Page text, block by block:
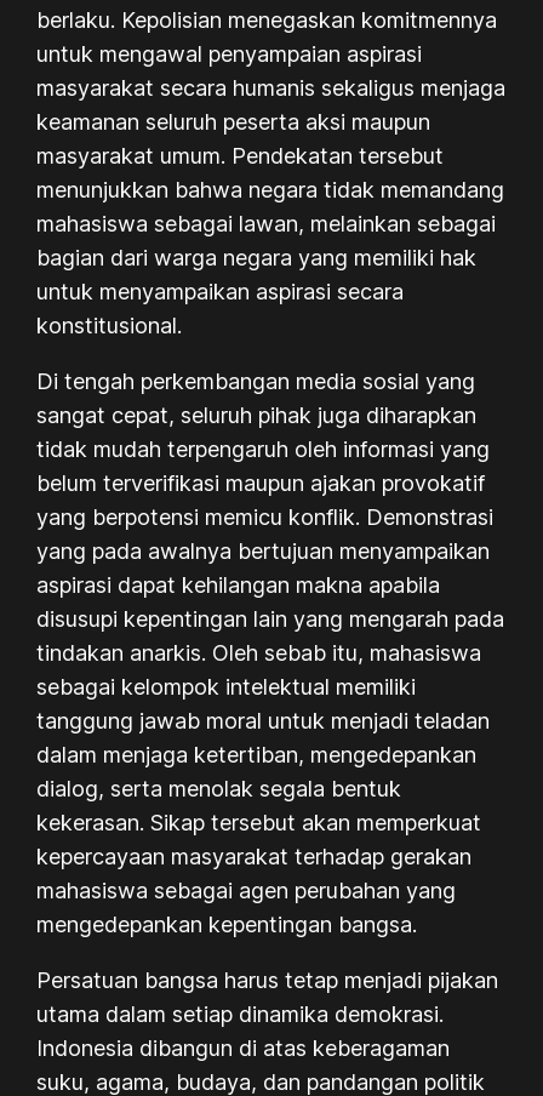
berlaku. Kepolisian menegaskan komitmennya
untuk mengawal penyampaian aspirasi
masyarakat secara humanis sekaligus menjaga
keamanan seluruh peserta aksi maupun
masyarakat umum. Pendekatan tersebut
menunjukkan bahwa negara tidak memandang
mahasiswa sebagai lawan, melainkan sebagai
bagian dari warga negara yang memiliki hak
untuk menyampaikan aspirasi secara
konstitusional.
Di tengah perkembangan media sosial yang
sangat cepat, seluruh pihak juga diharapkan
tidak mudah terpengaruh oleh informasi yang
belum terverifikasi maupun ajakan provokatif
yang berpotensi memicu konflik. Demonstrasi
yang pada awalnya bertujuan menyampaikan
aspirasi dapat kehilangan makna apabila
disusupi kepentingan lain yang mengarah pada
tindakan anarkis. Oleh sebab itu, mahasiswa
sebagai kelompok intelektual memiliki
tanggung jawab moral untuk menjadi teladan
dalam menjaga ketertiban, mengedepankan
dialog, serta menolak segala bentuk
kekerasan. Sikap tersebut akan memperkuat
kepercayaan masyarakat terhadap gerakan
mahasiswa sebagai agen perubahan yang
mengedepankan kepentingan bangsa.
Persatuan bangsa harus tetap menjadi pijakan
utama dalam setiap dinamika demokrasi.
Indonesia dibangun di atas keberagaman
suku, agama, budaya, dan pandangan politik